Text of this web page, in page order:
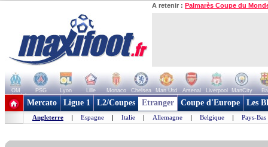
A retenir : Palmarès Coupe du
OM PSG Lyon Lille Monaco Chelsea Man Utd Arsenal Liverpool ManCity
+ de clubs
Mercato Ligue 1 L2/Coupes Etranger Coupe d'Europe Les
Angleterre | Espagne | Italie | Allemagne | Belgique | Pays-Bas